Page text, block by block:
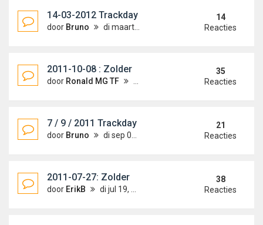
14-03-2012 Trackday zolder
door Bruno di maart 20, 2012 9:54 pm
14
Reacties
2011-10-08 : Zolder
door Ronald MG TF
35
Reacties
7 / 9 / 2011 Trackday
door Bruno di sep 06, 2011 11:26 pm
21
Reacties
2011-07-27: Zolder
door ErikB di jul 19, 2011 8:16 am
38
Reacties